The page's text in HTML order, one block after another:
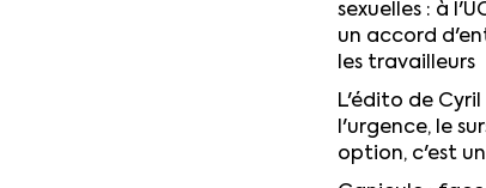
sexuelles : à
un accord
les travailleurs
L'édito de
l'urgence, le
option, c'est